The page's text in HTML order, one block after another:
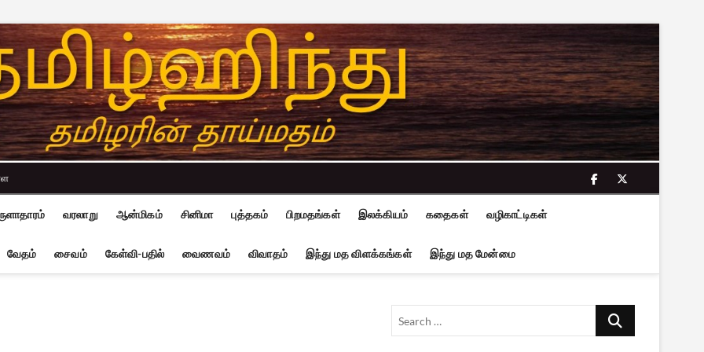
facebook
twitter
வரலாறு ஆன்மிகம் சினிமா புத்தகம் பிறமதங்கள் இலக்கியம் கதைகள் வழிகாட்டிகள்
வேதம் சைவம் கேள்வி-பதில் வைணவம் விவாதம் இந்து மத விளக்கங்கள் இந்து மத மேன்மை
Search